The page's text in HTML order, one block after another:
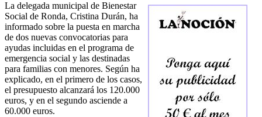
La delegada municipal de Bienestar
Social de Ronda, Cristina Durán, ha
informado sobre la puesta en marcha
de dos nuevas convocatorias para
ayudas incluidas en el programa de
emergencia social y las destinadas
para familias con menores. Según ha
explicado, en el primero de los casos,
el presupuesto alcanzará los 120.000
euros, y en el segundo asciende a
60.000 euros.